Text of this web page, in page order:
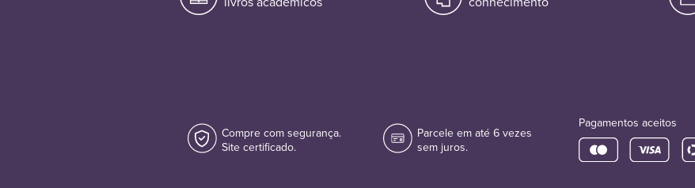
Compre com segurança.
Site certificado.
Parcele em até 6 vezes
sem juros.
Pagamentos aceitos